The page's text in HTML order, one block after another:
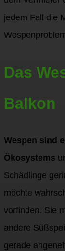
jedem Fall die
Das
Balkon
Wespen sind
Ökosystems
Schädlinge
möchte
vorfinden. Sie
andere
gerade